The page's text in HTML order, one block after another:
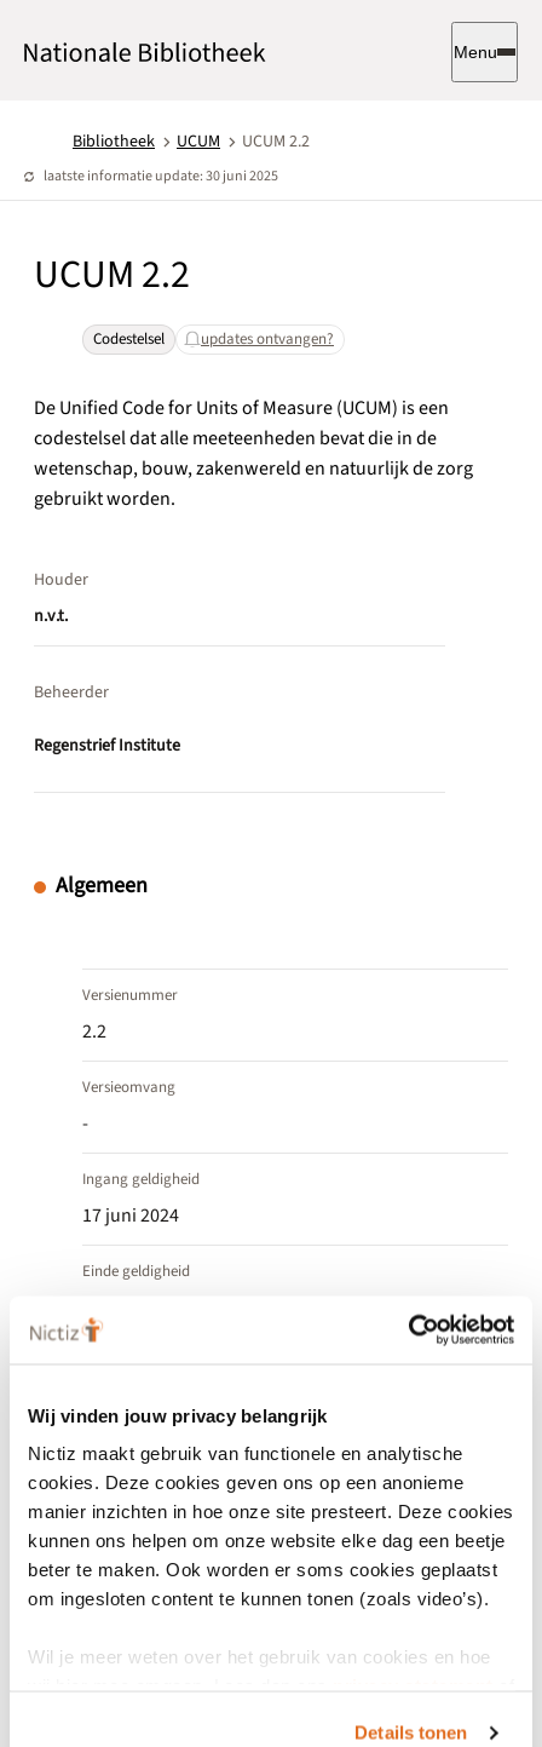
Wij vinden jouw privacy belangrijk
Nictiz maakt gebruik van functionele en analytische
cookies. Deze cookies geven ons op een anonieme
manier inzichten in hoe onze site presteert. Deze cookies
kunnen ons helpen om onze website elke dag een beetje
beter te maken. Ook worden er soms cookies geplaatst
om ingesloten content te kunnen tonen (zoals video’s).
Wil je meer weten over het gebruik van cookies en hoe
Details tonen
Menu
Bibliotheek UCUM UCUM 2.2
laatste informatie update: 30 juni 2025
UCUM 2.2
Codestelsel updates ontvangen?
De Unified Code for Units of Measure (UCUM) is een
codestelsel dat alle meeteenheden bevat die in de
wetenschap, bouw, zakenwereld en natuurlijk de zorg
gebruikt worden.
Houder
n.v.t.
Beheerder
Regenstrief Institute
Algemeen
Versienummer
2.2
Versieomvang
-
Ingang geldigheid
17 juni 2024
Einde geldigheid
Datum release
17 juni 2024 Vastgesteld